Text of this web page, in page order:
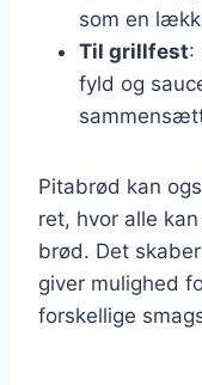
som en
Til grillfest:
fyld og
Pitabrød kan
ret, hvor alle
brød. Det
giver mulighed
forskellige